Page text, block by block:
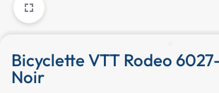
Bicyclette VTT Rodeo
Noir